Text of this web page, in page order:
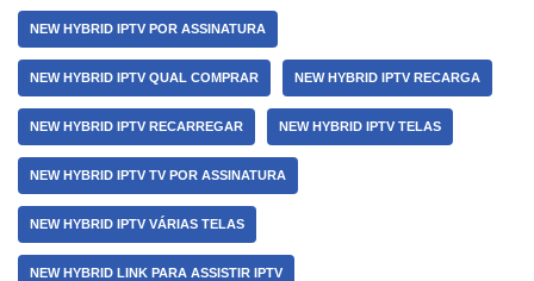
NEW HYBRID IPTV POR ASSINATURA
NEW HYBRID IPTV QUAL COMPRAR NEW HYBRID IPTV RECARGA
NEW HYBRID IPTV RECARREGAR NEW HYBRID IPTV TELAS
NEW HYBRID IPTV TV POR ASSINATURA
NEW HYBRID IPTV VÁRIAS TELAS
NEW HYBRID LINK PARA ASSISTIR IPTV